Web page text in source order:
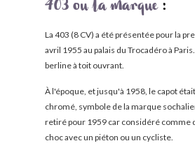
403 ou la marque:
La 403 (8 CV) a été présentée pour la
avril 1955 au palais du Trocadéro à
berline à toit ouvrant.
À l'époque, et jusqu'à 1958, le capot
chromé, symbole de la marque
retiré pour 1959 car considéré comme
choc avec un piéton ou un cycliste.